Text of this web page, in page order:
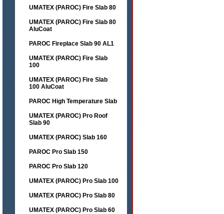
UMATEX (PAROC) Fire Slab 80
UMATEX (PAROC) Fire Slab 80
AluCoat
PAROC Fireplace Slab 90 AL1
UMATEX (PAROC) Fire Slab
100
UMATEX (PAROC) Fire Slab
100 AluCoat
PAROC High Temperature Slab
UMATEX (PAROC) Pro Roof
Slab 90
UMATEX (PAROC) Slab 160
PAROC Pro Slab 150
PAROC Pro Slab 120
UMATEX (PAROC) Pro Slab 100
UMATEX (PAROC) Pro Slab 80
UMATEX (PAROC) Pro Slab 60